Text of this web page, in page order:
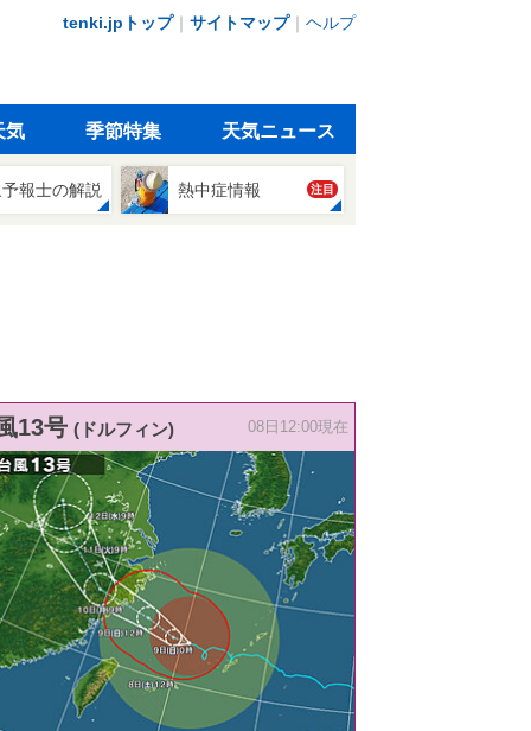
tenki.jpトップ｜ サイトマップ｜ ヘルプ
気 季節特集 天気ニュース
報士の解説 熱中症情報 注目
13号 (ドルフィン) 08日12:00現在